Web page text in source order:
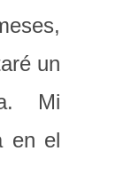
un
Mi
en el